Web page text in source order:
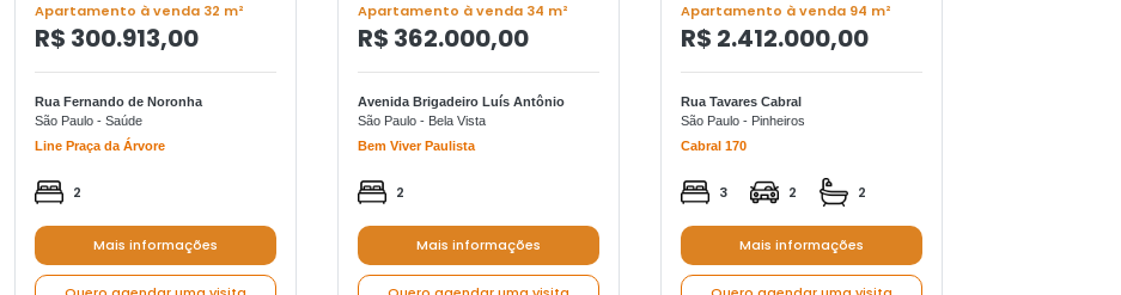
Apartamento à venda 32 m²
R$ 300.913,00
Rua Fernando de Noronha
São Paulo - Saúde
Line Praça da Árvore
2
Mais informações
Apartamento à venda 34 m²
R$ 362.000,00
Avenida Brigadeiro Luís Antônio
São Paulo - Bela Vista
Bem Viver Paulista
2
Mais informações
Apartamento à venda 94 m²
R$ 2.412.000,00
Rua Tavares Cabral
São Paulo - Pinheiros
Cabral 170
3 2 2
Mais informações